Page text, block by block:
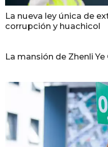
La nueva ley única de
corrupción y huachicol
La mansión de Zhenli